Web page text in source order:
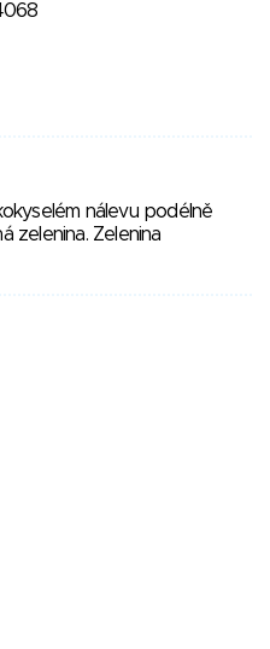
nálevu podélně
zelenina. Zelenina